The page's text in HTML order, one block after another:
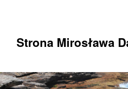
Strona Mirosława